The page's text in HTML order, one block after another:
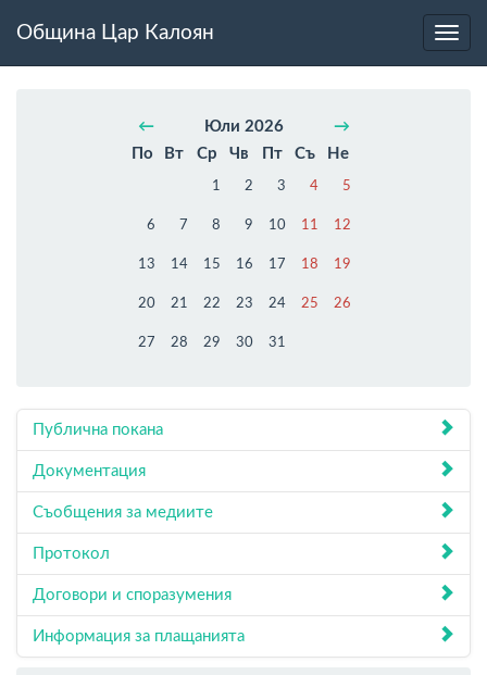
Община Цар Калоян
← Юли 2026
→
По
Вт Ср Чв Пт Съ Не
1 2 3 4 5
6 7 8 9 10 11 12
13 14 15 16 17 18 19
20 21 22 23 24 25 26
27 28 29 30 31
Публична покана
Документация
Съобщения за медиите
Протокол
Договори и споразумения
Информация за плащанията